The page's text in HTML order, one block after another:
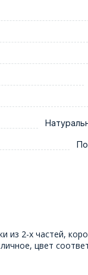
из 2-х частей,
цвет